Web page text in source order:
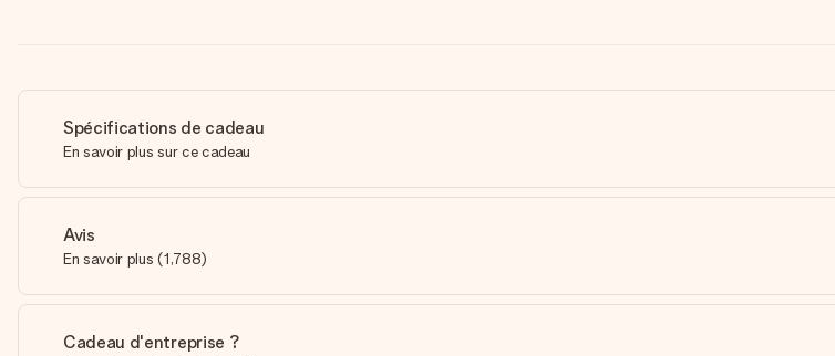
Spécifications de cadeau
En savoir plus sur ce cadeau
Avis
En savoir plus (1,788)
Cadeau d'entreprise ?